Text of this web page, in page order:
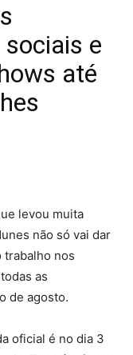
e
até
levou muita
não só vai dar
trabalho nos
as
de agosto.
oficial é no dia 3